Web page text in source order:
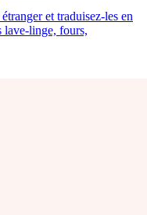
et traduisez-les en
lave-linge, fours,